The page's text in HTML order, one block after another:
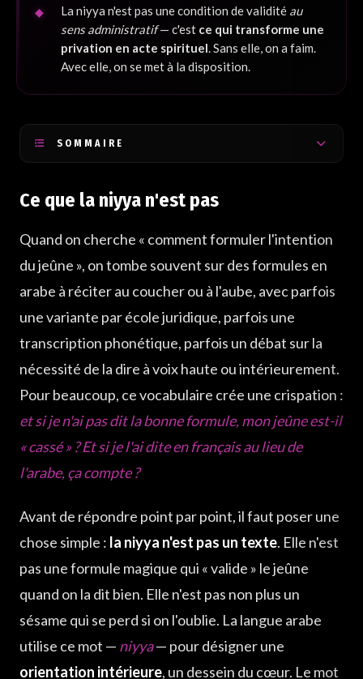
La niyya n'est pas une condition de validité au
sens administratif— c'est ce qui transforme une
privation en acte spirituel . Sans elle, on a faim.
Avec elle, on se met à la disposition.
SOMMAIRE
Ce que la niyya est — le hadith fondateur
Quand et comment la formuler — pratiquement
Niyya du jeûne d'Arafat ou des 9 jours — un cas spécifique
Cas particuliers et erreurs fréquentes
Ce que la niyya n'est pas
Quand on cherche « comment formuler l'intention
du jeûne », on tombe souvent sur des formules en
arabe à réciter au coucher ou à l'aube, avec parfois
une variante par école juridique, parfois une
transcription phonétique, parfois un débat sur la
nécessité de la dire à voix haute ou intérieurement.
Pour beaucoup, ce vocabulaire crée une crispation :
et si je n'ai pas dit la bonne formule, mon jeûne est-il
« cassé » ? Et si je l'ai dite en français au lieu de
l'arabe, ça compte ?
Avant de répondre point par point, il faut poser une
chose simple : la niyya n'est pas un texte. Elle n'est
pas une formule magique qui « valide » le jeûne
quand on la dit bien. Elle n'est pas non plus un
sésame qui se perd si on l'oublie. La langue arabe
utilise ce mot — niyya— pour désigner une
orientation intérieure, un dessein du cœur. Le mot